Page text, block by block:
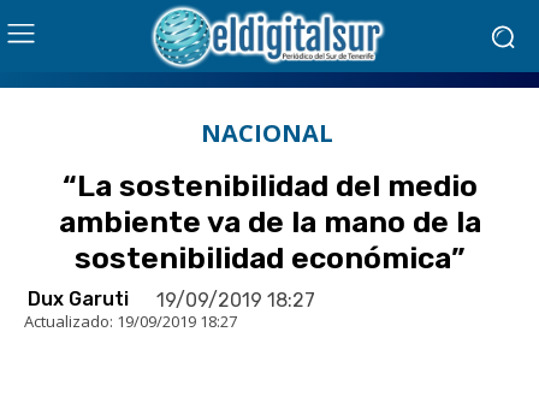
NACIONAL
“La sostenibilidad del medio
ambiente va de la mano de la
sostenibilidad económica”
Dux Garuti 19/09/2019 18:27
Actualizado: 19/09/2019 18:27